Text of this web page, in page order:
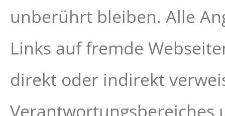
unberührt bleiben. Alle
Links auf fremde
direkt oder indirekt
Verantwortungsbereiches